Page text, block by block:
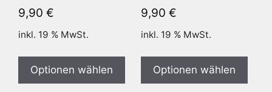
9,90 €
inkl. 19 % MwSt.
Optionen wählen
9,90 €
inkl. 19 % MwSt.
Optionen wählen